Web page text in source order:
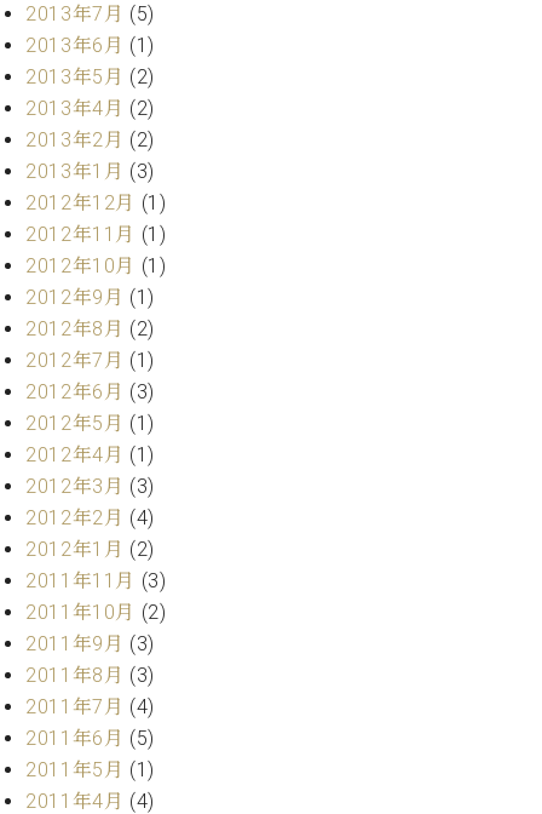
2013年7月 (5)
2013年6月 (1)
2013年5月 (2)
2013年4月 (2)
2013年2月 (2)
2013年1月 (3)
2012年12月 (1)
2012年11月 (1)
2012年10月 (1)
2012年9月 (1)
2012年8月 (2)
2012年7月 (1)
2012年6月 (3)
2012年5月 (1)
2012年4月 (1)
2012年3月 (3)
2012年2月 (4)
2012年1月 (2)
2011年11月 (3)
2011年10月 (2)
2011年9月 (3)
2011年8月 (3)
2011年7月 (4)
2011年6月 (5)
2011年5月 (1)
2011年4月 (4)